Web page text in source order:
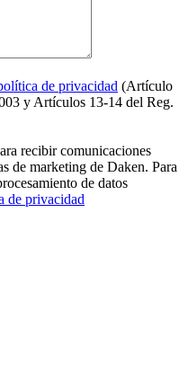
de privacidad (Artículo
y Artículos 13-14 del Reg.
recibir comunicaciones
de marketing de Daken. Para
de datos
de privacidad